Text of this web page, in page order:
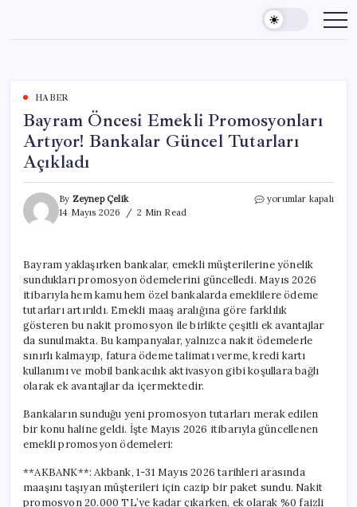
content
HABER
Bayram Öncesi Emekli Promosyonları
Artıyor! Bankalar Güncel Tutarları
Açıkladı
By Zeynep Çelik
14 Mayıs 2026
2 Min Read
Bayram
Bankalar
Güncel
Tutarları
Açıkladı
için
yorumlar kapalı
Bayram yaklaşırken bankalar, emekli müşterilerine yönelik
sundukları promosyon ödemelerini güncelledi. Mayıs 2026
itibarıyla hem kamu hem özel bankalarda emeklilere ödeme
tutarları artırıldı. Emekli maaş aralığına göre farklılık
gösteren bu nakit promosyon ile birlikte çeşitli ek avantajlar
da sunulmakta. Bu kampanyalar, yalnızca nakit ödemelerle
sınırlı kalmayıp, fatura ödeme talimatı verme, kredi kartı
kullanımı ve mobil bankacılık aktivasyon gibi koşullara bağlı
olarak ek avantajlar da içermektedir.
Bankaların sunduğu yeni promosyon tutarları merak edilen
bir konu haline geldi. İşte Mayıs 2026 itibarıyla güncellenen
emekli promosyon ödemeleri:
**AKBANK**: Akbank, 1-31 Mayıs 2026 tarihleri arasında
maaşını taşıyan müşterileri için cazip bir paket sundu. Nakit
promosyon 20.000 TL’ye kadar çıkarken, ek olarak %0 faizli